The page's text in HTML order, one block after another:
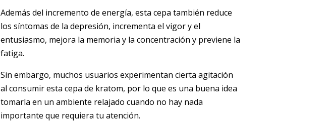
Además del incremento de energía, esta cepa también reduce
los síntomas de la depresión, incrementa el vigor y el
entusiasmo, mejora la memoria y la concentración y previene la
fatiga.
Sin embargo, muchos usuarios experimentan cierta agitación
al consumir esta cepa de kratom, por lo que es una buena idea
tomarla en un ambiente relajado cuando no hay nada
importante que requiera tu atención.